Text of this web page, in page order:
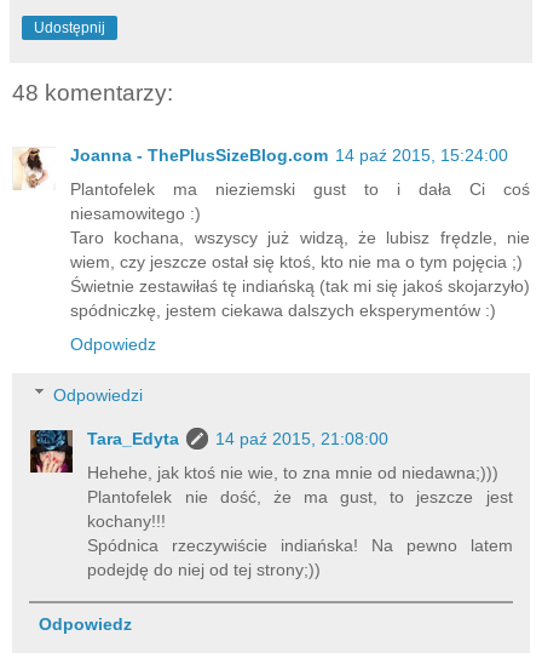
Udostępnij
48 komentarzy:
Joanna - ThePlusSizeBlog.com 14 paź 2015, 15:24:00
Plantofelek ma nieziemski gust to i dała Ci coś
niesamowitego :)
Taro kochana, wszyscy już widzą, że lubisz frędzle, nie
wiem, czy jeszcze ostał się ktoś, kto nie ma o tym pojęcia ;)
Świetnie zestawiłaś tę indiańską (tak mi się jakoś skojarzyło)
spódniczkę, jestem ciekawa dalszych eksperymentów :)
Odpowiedz
Odpowiedzi
Tara_Edyta
14 paź 2015, 21:08:00
Hehehe, jak ktoś nie wie, to zna mnie od niedawna;)))
Plantofelek nie dość, że ma gust, to jeszcze jest
kochany!!!
Spódnica rzeczywiście indiańska! Na pewno latem
podejdę do niej od tej strony;))
Odpowiedz